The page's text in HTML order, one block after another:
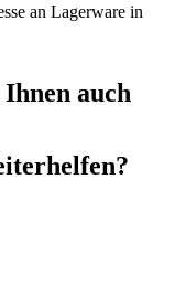
an Lagerware in
auch